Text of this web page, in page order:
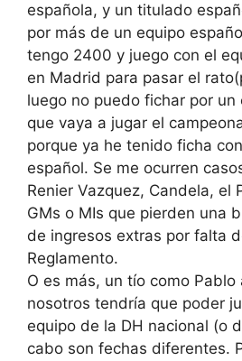
española, y un titulado
por más de un equipo
tengo 2400 y juego con el
en Madrid para pasar el
luego no puedo fichar por un
que vaya a jugar el
porque ya he tenido ficha
español. Se me ocurren
Renier Vazquez, Candela, el
GMs o MIs que pierden una
de ingresos extras por falta
Reglamento.
O es más, un tío como
nosotros tendría que poder
equipo de la DH nacional (o
cabo son fechas diferentes.